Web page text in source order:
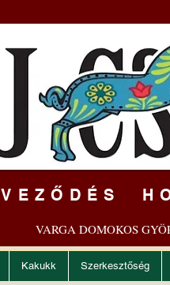
VARGA DOMOKOS
Kakukk Szerkesztőség